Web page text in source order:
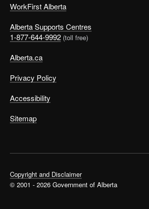
WorkFirst Alberta
Alberta Supports Centres
1-877-644-9992 (toll free)
Alberta.ca
Privacy Policy
Accessibility
Sitemap
Copyright and Disclaimer
© 2001 - 2026 Government of Alberta